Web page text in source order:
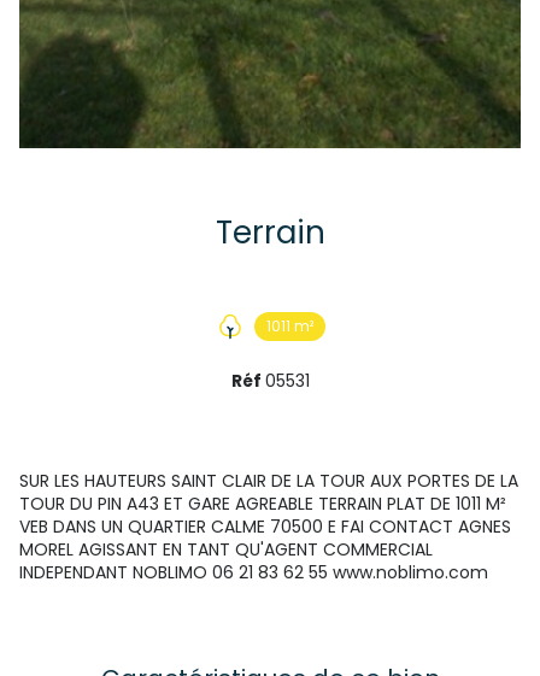
Terrain
1011 m²
Réf 05531
SUR LES HAUTEURS SAINT CLAIR DE LA TOUR AUX PORTES DE LA
TOUR DU PIN A43 ET GARE AGREABLE TERRAIN PLAT DE 1011 M²
VEB DANS UN QUARTIER CALME 70500 E FAI CONTACT AGNES
MOREL AGISSANT EN TANT QU'AGENT COMMERCIAL
INDEPENDANT NOBLIMO 06 21 83 62 55 www.noblimo.com